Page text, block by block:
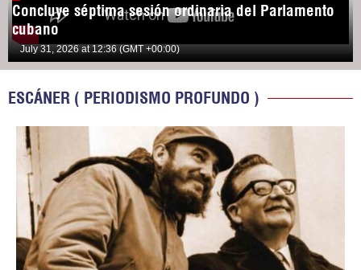
Concluye séptima sesión ordinaria del Parlamento
cubano
July 31, 2026 at 12:36 (GMT +00:00)
ESCÁNER ( PERIODISMO PROFUNDO )